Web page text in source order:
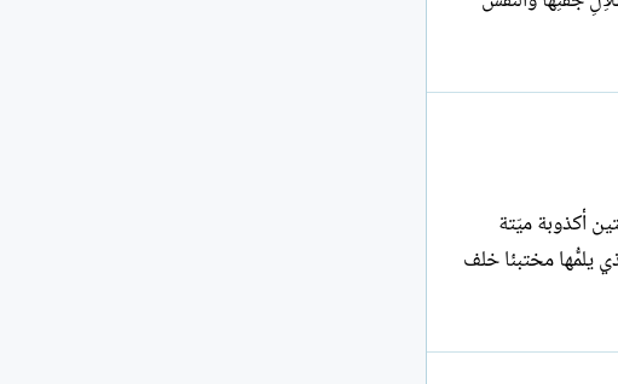
أكذوبة ميّتة
يلمُّها مختبئا خلف